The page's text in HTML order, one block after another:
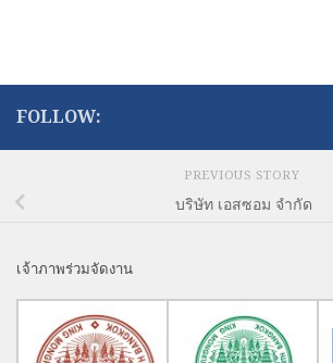
FOLLOW:
PREVIOUS STORY
บริษัท เอสซอม จำกัด
เจ้าภาพร่วมจัดงาน